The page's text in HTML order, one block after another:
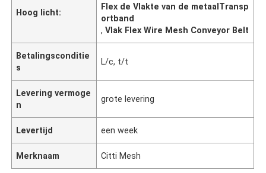
Hoog licht:
Flex de Vlakte van de metaalTransp
ortband
,Vlak Flex Wire Mesh Conveyor Belt
Betalingsconditie
s
L/c, t/t
Levering vermoge
n
grote levering
Levertijd een week
Merknaam Citti Mesh